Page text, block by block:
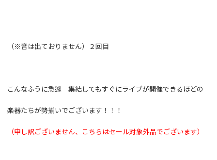
（※音は出ておりません）２回目
こんなふうに急遽 集結してもすぐにライブが開催できるほどの
楽器たちが勢揃いでございます！！！
（申し訳ございません、こちらはセール対象外品でございます）